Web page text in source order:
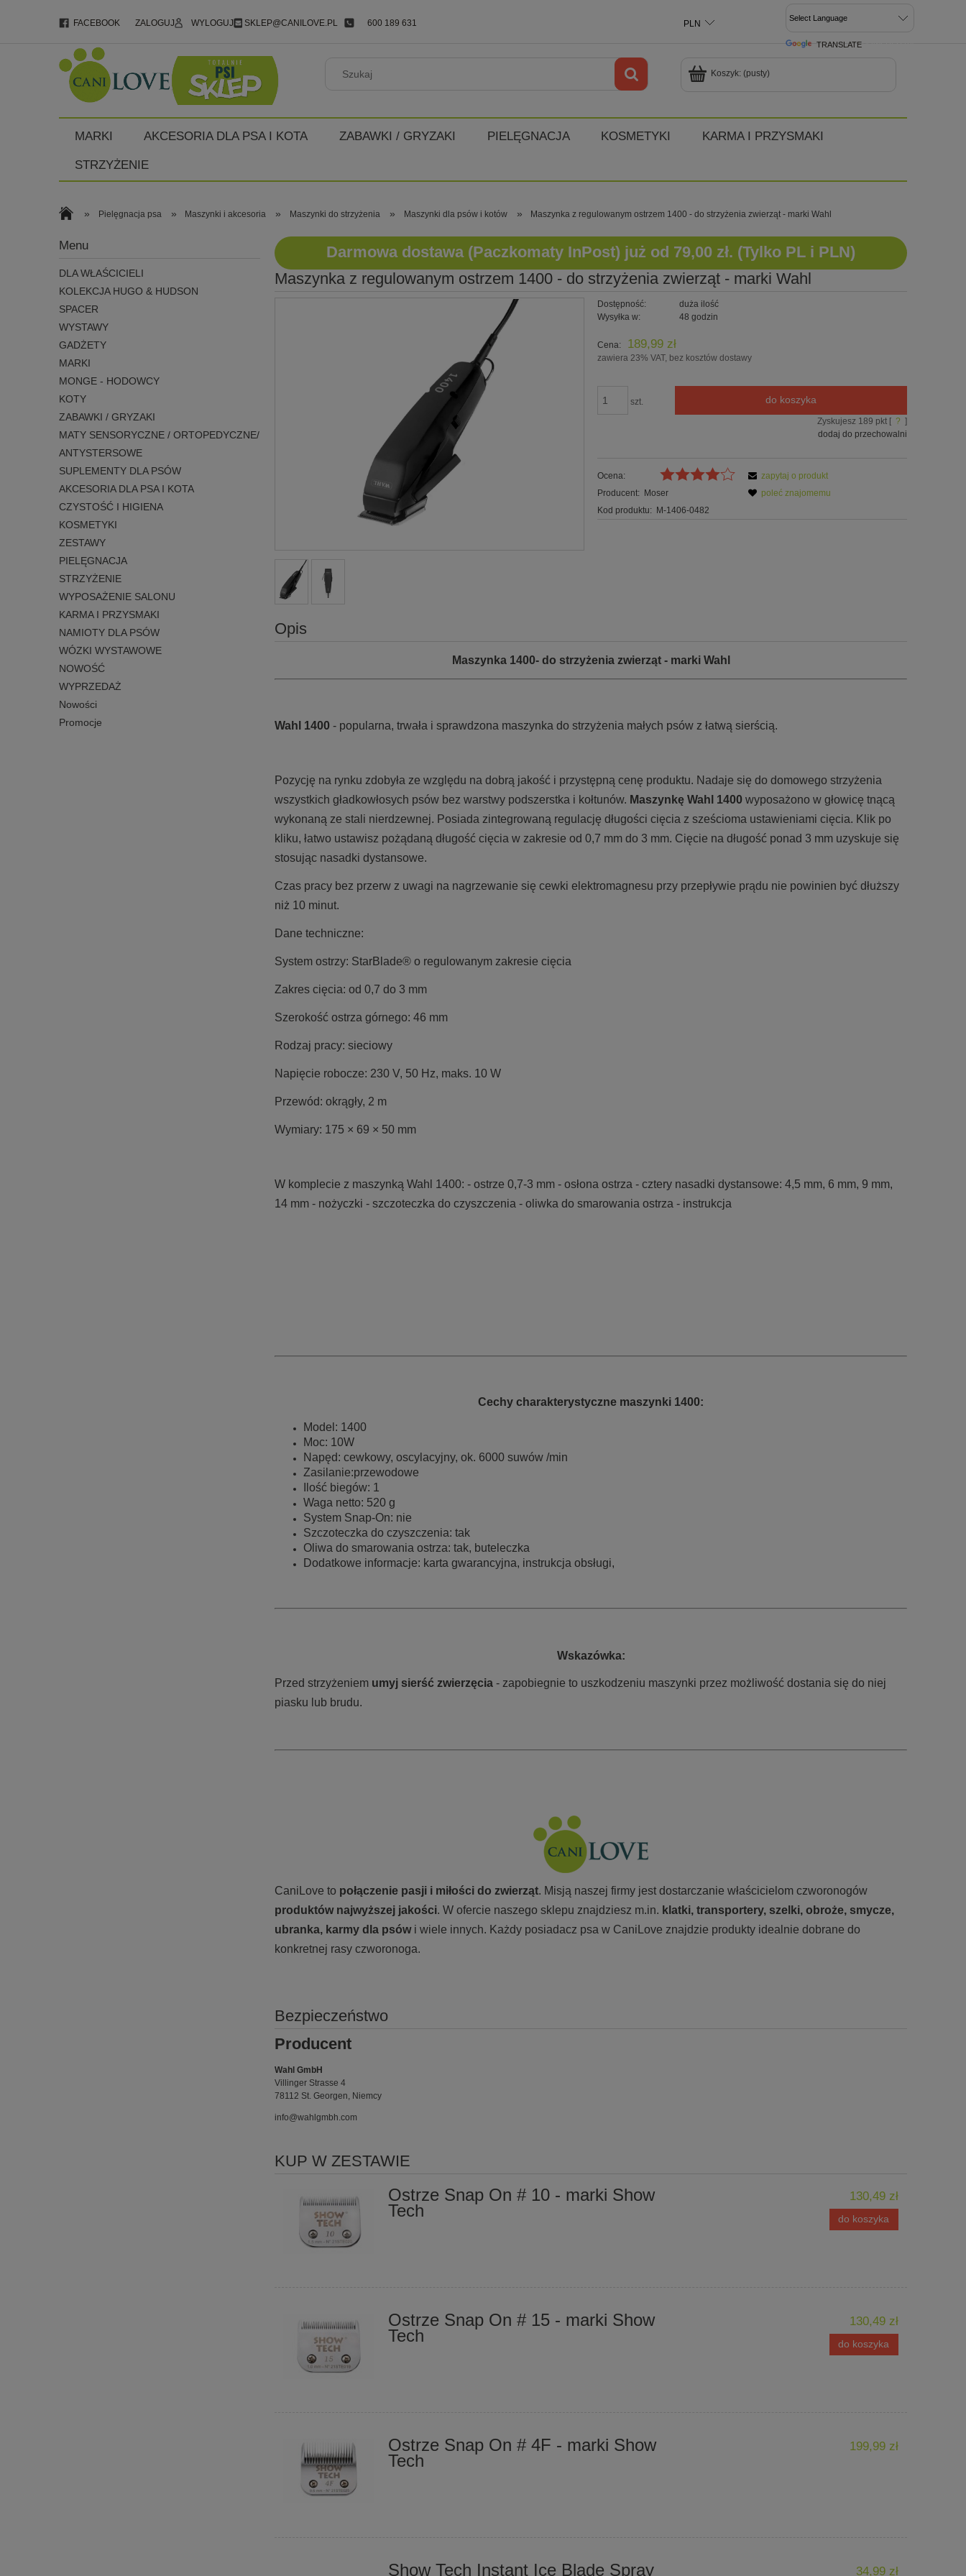
FACEBOOK 600 189 631
SKLEP@CANILOVE.PL
WYLOGUJ
ZALOGUJ
POWERED BY
TRANSLATE
Koszyk: (pusty)
MARKI AKCESORIA DLA PSA I KOTA ZABAWKI / GRYZAKI PIELĘGNACJA KOSMETYKI KARMA I PRZYSMAKI
STRZYŻENIE
» Pielęgnacja psa » Maszynki i akcesoria » Maszynki do strzyżenia » Maszynki dla psów i kotów » Maszynka z regulowanym ostrzem 1400 - do strzyżenia zwierząt - marki Wahl
Menu
DLA WŁAŚCICIELI
KOLEKCJA HUGO & HUDSON
SPACER
WYSTAWY
GADŻETY
MARKI
MONGE - HODOWCY
KOTY
ZABAWKI / GRYZAKI
MATY SENSORYCZNE / ORTOPEDYCZNE/
ANTYSTERSOWE
SUPLEMENTY DLA PSÓW
AKCESORIA DLA PSA I KOTA
CZYSTOŚĆ I HIGIENA
KOSMETYKI
ZESTAWY
PIELĘGNACJA
STRZYŻENIE
WYPOSAŻENIE SALONU
KARMA I PRZYSMAKI
NAMIOTY DLA PSÓW
WÓZKI WYSTAWOWE
NOWOŚĆ
WYPRZEDAŻ
Nowości
Promocje
Darmowa dostawa (Paczkomaty InPost) już od 79,00 zł. (Tylko PL i PLN)
Maszynka z regulowanym ostrzem 1400 - do strzyżenia zwierząt - marki Wahl
Dostępność:
duża ilość
Wysyłka w:
48 godzin
Cena: 189,99 zł
zawiera 23% VAT, bez kosztów dostawy
szt. do koszyka
Zyskujesz 189 pkt [ ? ]
dodaj do przechowalni
Ocena:
Producent:
Moser
Kod produktu:
M-1406-0482
zapytaj o produkt
poleć znajomemu
Opis
Maszynka 1400- do strzyżenia zwierząt - marki Wahl
Wahl 1400 - popularna, trwała i sprawdzona maszynka do strzyżenia małych psów z łatwą sierścią.
Pozycję na rynku zdobyła ze względu na dobrą jakość i przystępną cenę produktu. Nadaje się do domowego strzyżenia
wszystkich gładkowłosych psów bez warstwy podszerstka i kołtunów. Maszynkę Wahl 1400 wyposażono w głowicę tnącą
wykonaną ze stali nierdzewnej. Posiada zintegrowaną regulację długości cięcia z sześcioma ustawieniami cięcia. Klik po
kliku, łatwo ustawisz pożądaną długość cięcia w zakresie od 0,7 mm do 3 mm. Cięcie na długość ponad 3 mm uzyskuje się
stosując nasadki dystansowe.
Czas pracy bez przerw z uwagi na nagrzewanie się cewki elektromagnesu przy przepływie prądu nie powinien być dłuższy
niż 10 minut.
Dane techniczne:
System ostrzy: StarBlade® o regulowanym zakresie cięcia
Zakres cięcia: od 0,7 do 3 mm
Szerokość ostrza górnego: 46 mm
Rodzaj pracy: sieciowy
Napięcie robocze: 230 V, 50 Hz, maks. 10 W
Przewód: okrągły, 2 m
Wymiary: 175 × 69 × 50 mm
W komplecie z maszynką Wahl 1400: - ostrze 0,7-3 mm - osłona ostrza - cztery nasadki dystansowe: 4,5 mm, 6 mm, 9 mm,
14 mm - nożyczki - szczoteczka do czyszczenia - oliwka do smarowania ostrza - instrukcja
Cechy charakterystyczne maszynki 1400:
Model: 1400
Moc: 10W
Napęd: cewkowy, oscylacyjny, ok. 6000 suwów /min
Zasilanie:przewodowe
Ilość biegów: 1
Waga netto: 520 g
System Snap-On: nie
Szczoteczka do czyszczenia: tak
Oliwa do smarowania ostrza: tak, buteleczka
Dodatkowe informacje: karta gwarancyjna, instrukcja obsługi,
Wskazówka:
Przed strzyżeniem umyj sierść zwierzęcia - zapobiegnie to uszkodzeniu maszynki przez możliwość dostania się do niej
piasku lub brudu.
CaniLove to połączenie pasji i miłości do zwierząt. Misją naszej firmy jest dostarczanie właścicielom czworonogów
produktów najwyższej jakości. W ofercie naszego sklepu znajdziesz m.in. klatki, transportery, szelki, obroże, smycze,
ubranka, karmy dla psówi wiele innych. Każdy posiadacz psa w CaniLove znajdzie produkty idealnie dobrane do
konkretnej rasy czworonoga.
Bezpieczeństwo
Producent
Wahl GmbH
Villinger Strasse 4
78112 St. Georgen, Niemcy
info@wahlgmbh.com
KUP W ZESTAWIE
Ostrze Snap On # 10 - marki Show
Tech
130,49 zł
do koszyka
Ostrze Snap On # 15 - marki Show
Tech
130,49 zł
do koszyka
Ostrze Snap On # 4F - marki Show
Tech
199,99 zł
Show Tech Instant Ice Blade Spray 34,99 zł